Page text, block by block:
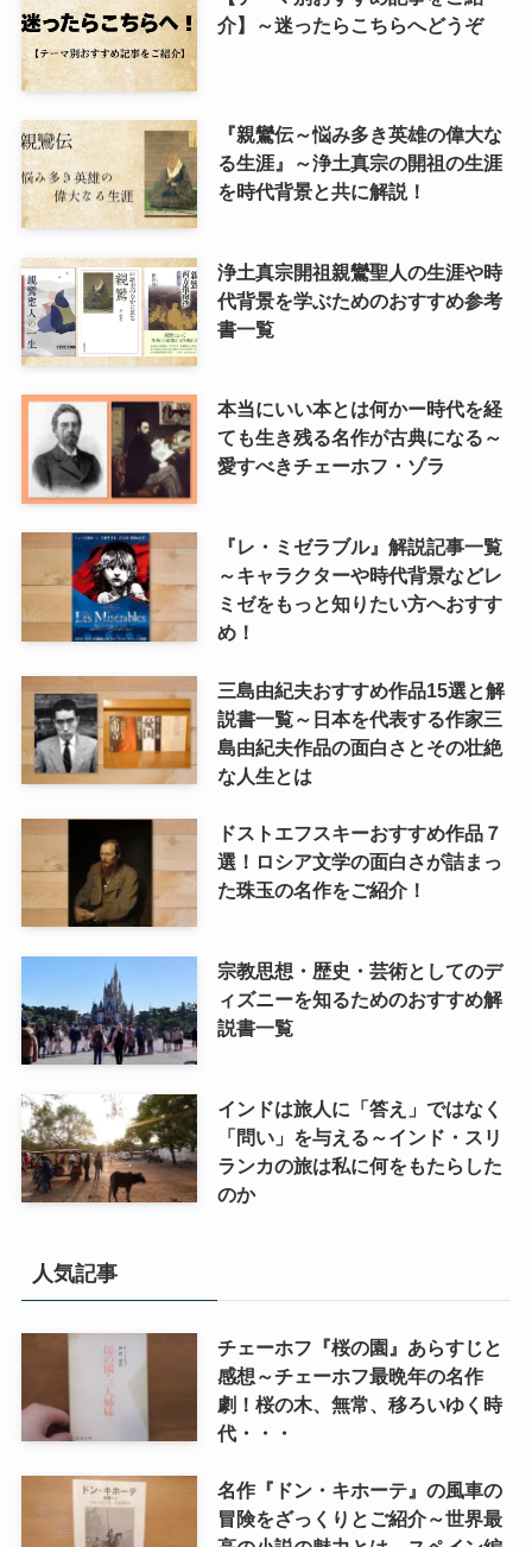
介】～迷ったらこちらへどうぞ
『親鸞伝～悩み多き英雄の偉大な
る生涯』～浄土真宗の開祖の生涯
を時代背景と共に解説！
浄土真宗開祖親鸞聖人の生涯や時
代背景を学ぶためのおすすめ参考
書一覧
本当にいい本とは何かー時代を経
ても生き残る名作が古典になる～
愛すべきチェーホフ・ゾラ
『レ・ミゼラブル』解説記事一覧
～キャラクターや時代背景などレ
ミゼをもっと知りたい方へおすす
め！
三島由紀夫おすすめ作品15選と解
説書一覧～日本を代表する作家三
島由紀夫作品の面白さとその壮絶
な人生とは
ドストエフスキーおすすめ作品７
選！ロシア文学の面白さが詰まっ
た珠玉の名作をご紹介！
宗教思想・歴史・芸術としてのデ
ィズニーを知るためのおすすめ解
説書一覧
インドは旅人に「答え」ではなく
「問い」を与える～インド・スリ
ランカの旅は私に何をもたらした
のか
人気記事
チェーホフ『桜の園』あらすじと
感想～チェーホフ最晩年の名作
劇！桜の木、無常、移ろいゆく時
代・・・
名作『ドン・キホーテ』の風車の
冒険をざっくりとご紹介～世界最